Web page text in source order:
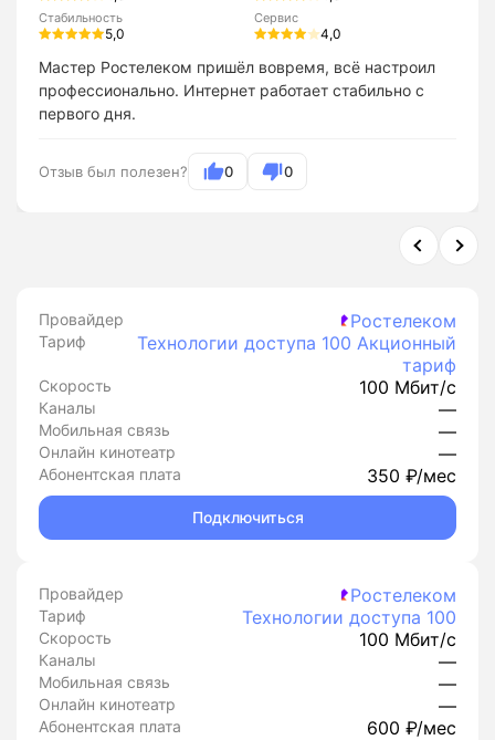
Стабильность
5,0
Сервис
4,0
Мастер Ростелеком пришёл вовремя, всё настроил
профессионально. Интернет работает стабильно с
первого дня.
Отзыв был полезен? 0 0
Провайдер Ростелеком
Тариф
Технологии доступа 100 Акционный
тариф
Скорость 100 Мбит/с
Каналы —
Мобильная связь —
Онлайн кинотеатр —
Абонентская плата 350 ₽/мес
Подключиться
Провайдер Ростелеком
Тариф Технологии доступа 100
Скорость 100 Мбит/с
Каналы —
Мобильная связь —
Онлайн кинотеатр —
Абонентская плата 600 ₽/мес